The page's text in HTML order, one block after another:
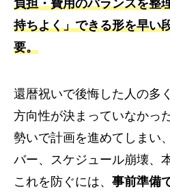
負担・費用のバランスを整
持ちよく」できる形を早い
要。
還暦祝いで後悔した人の多
方向性が決まっていなかっ
勢いで計画を進めてしまい
バー、スケジュール崩壊、
これを防ぐには、 事前準備